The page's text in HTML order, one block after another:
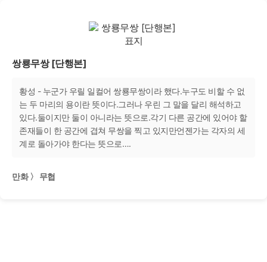
쌍룡무쌍 [단행본]
황성 - 누군가 우릴 일컬어 쌍룡무쌍이라 했다.누구도 비할 수 없
는 두 마리의 용이란 뜻이다.그러나 우린 그 말을 달리 해석하고
있다.둘이지만 둘이 아니라는 뜻으로.각기 다른 공간에 있어야 할
존재들이 한 공간에 겹쳐 무쌍을 찍고 있지만언젠가는 각자의 세
계로 돌아가야 한다는 뜻으로….
만화 〉 무협